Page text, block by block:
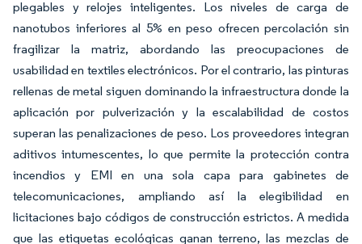
plegables y relojes inteligentes. Los niveles de carga de
nanotubos inferiores al 5% en peso ofrecen percolación sin
fragilizar la matriz, abordando las preocupaciones de
usabilidad en textiles electrónicos. Por el contrario, las pinturas
rellenas de metal siguen dominando la infraestructura donde la
aplicación por pulverización y la escalabilidad de costos
superan las penalizaciones de peso. Los proveedores integran
aditivos intumescentes, lo que permite la protección contra
incendios y EMI en una sola capa para gabinetes de
telecomunicaciones, ampliando así la elegibilidad en
licitaciones bajo códigos de construcción estrictos. A medida
que las etiquetas ecológicas ganan terreno, las mezclas de